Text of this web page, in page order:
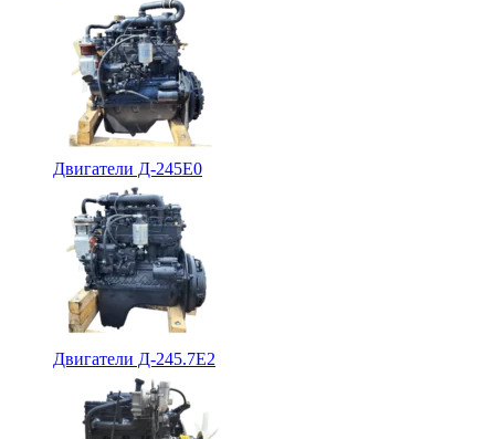
Двигатели Д-245Е0
Двигатели Д-245.7Е2